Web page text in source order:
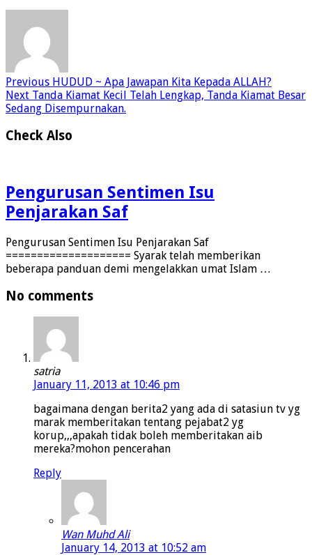
Previous HUDUD ~ Apa Jawapan Kita Kepada ALLAH?
Next Tanda Kiamat Kecil Telah Lengkap, Tanda Kiamat Besar
Sedang Disempurnakan.
Check Also
Pengurusan Sentimen Isu
Penjarakan Saf
Pengurusan Sentimen Isu Penjarakan Saf
==================== Syarak telah memberikan
beberapa panduan demi mengelakkan umat Islam …
No comments
satria
January 11, 2013 at 10:46 pm
bagaimana dengan berita2 yang ada di satasiun tv yg
marak memberitakan tentang pejabat2 yg
korup,,,apakah tidak boleh memberitakan aib
mereka?mohon pencerahan
Reply
Wan Muhd Ali
January 14, 2013 at 10:52 am